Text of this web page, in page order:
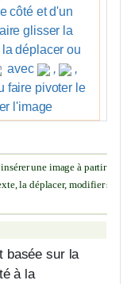
côté et d'un
glisser la
la déplacer ou
avec ,
,
faire pivoter le
l'image
une image à partir
la déplacer, modifier sa
basée sur la
à la